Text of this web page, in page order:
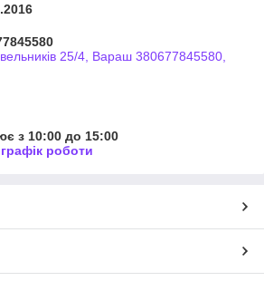
25/4, Вараш 380677845580,
з 10:00 до 15:00
роботи